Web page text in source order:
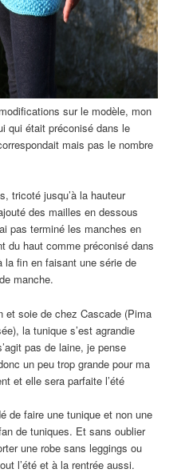
sur le modèle, mon
qui était préconisé dans le
mais pas le nombre
tricoté jusqu’à la hauteur
des mailles en dessous
pas terminé les manches en
du haut comme préconisé dans
fin en faisant une série de
manche.
et soie de chez Cascade (Pima
la tunique s’est agrandie
pas de laine, je pense
un peu trop grande pour ma
et elle sera parfaite l’été
de faire une tunique et non une
de tuniques. Et sans oublier
une robe sans leggings ou
l’été et à la rentrée aussi.